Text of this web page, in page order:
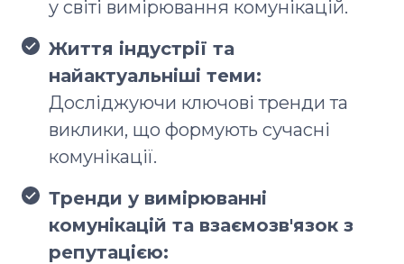
у світі вимірювання комунікацій.
Життя індустрії та
найактуальніші теми:
Досліджуючи ключові тренди та
виклики, що формують сучасні
комунікації.
Тренди у вимірюванні
комунікацій та взаємозв'язок з
репутацією: